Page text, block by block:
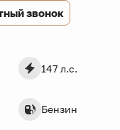
147 л.с.
Бензин
звонок